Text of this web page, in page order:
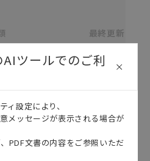
サイトの掲載内容をご確認のう
うお願いいたします。
ガイド・取扱説明書のダウンロー
ロ
番
号
最終更新
S82R
イ
チ
ツールでのご利
ィ設定により、
メッセージが表示される場合が
PDF文書の内容をご参照いただ